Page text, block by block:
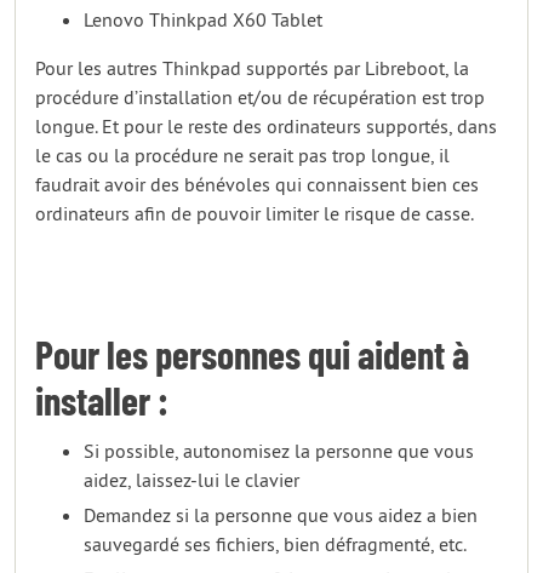
Lenovo Thinkpad X60 Tablet
Pour les autres Thinkpad supportés par Libreboot, la
procédure d’installation et/ou de récupération est trop
longue. Et pour le reste des ordinateurs supportés, dans
le cas ou la procédure ne serait pas trop longue, il
faudrait avoir des bénévoles qui connaissent bien ces
ordinateurs afin de pouvoir limiter le risque de casse.
Pour les personnes qui aident à
installer :
Si possible, autonomisez la personne que vous
aidez, laissez-lui le clavier
Demandez si la personne que vous aidez a bien
sauvegardé ses fichiers, bien défragmenté, etc.